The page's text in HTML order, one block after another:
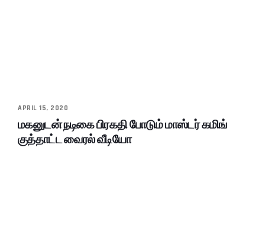
APRIL 15, 2020
மகனுடன் நடிகை பிரகதி போடும் மாஸ்டர் கமிங்
குத்தாட்ட வைரல் வீடியோ